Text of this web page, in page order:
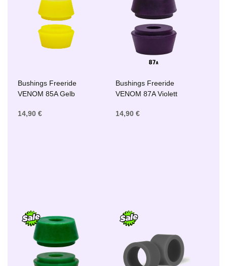
Bushings Freeride
VENOM 85A Gelb
14,90 €
Bushings Freeride
VENOM 87A Violett
14,90 €